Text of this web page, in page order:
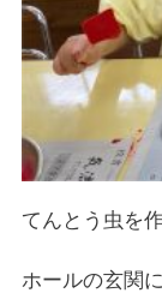
てんとう虫を
ホールの玄関